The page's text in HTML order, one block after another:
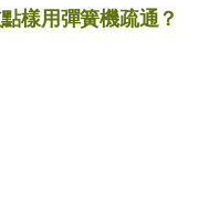
樣用彈簧機疏通？